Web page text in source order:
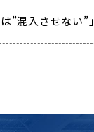
”混入させない”」